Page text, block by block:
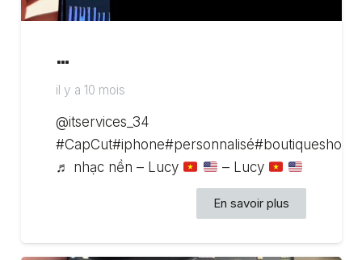
…
il y a 10 mois
@itservices_34
♬ nhạc nền – Lucy
– Lucy
En savoir plus